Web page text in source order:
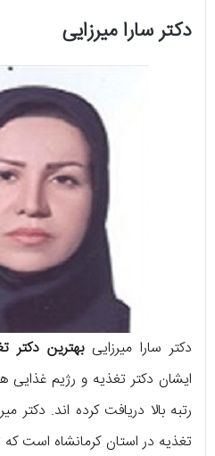
دکتر سارا میرزایی
دکتر سارا میرزاییبهترین دکتر
ایشان دکتر تغذیه و رژیم
رتبه بالا دریافت کرده اند. دکتر
تغذیه در استان کرمانشاه است